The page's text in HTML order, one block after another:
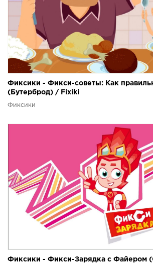
Фиксики - Фикси-советы: Как
(Бутерброд) / Fixiki
Фиксики
Фиксики - Фикси-Зарядка с Файером